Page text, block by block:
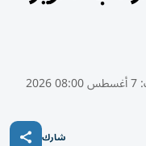
7 أغسطس 08:00 2026
شارك